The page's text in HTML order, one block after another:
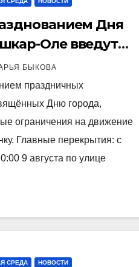
Дня
Оле введут
для
БЫКОВА
праздничных
Дню города,
ограничения на движение
Главные перекрытия: с
9 августа по улице
СРЕДА НОВОСТИ